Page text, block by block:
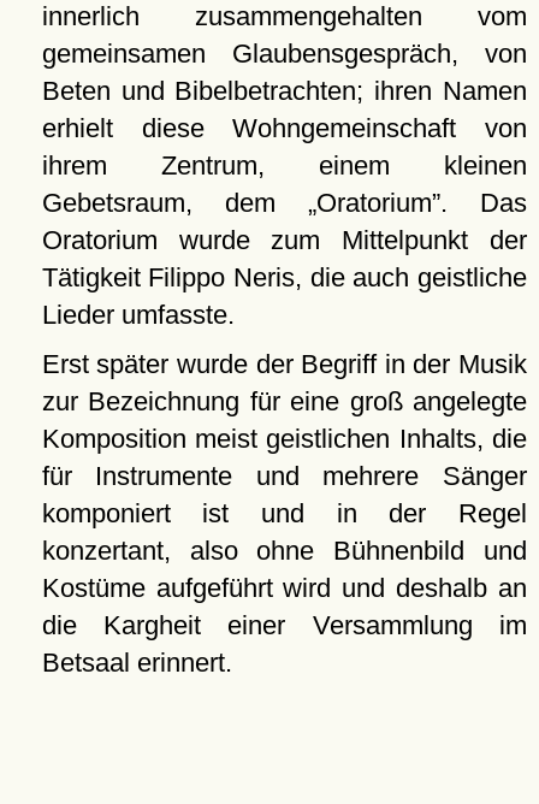
innerlich zusammengehalten vom
gemeinsamen Glaubensgespräch, von
Beten und Bibelbetrachten; ihren Namen
erhielt diese Wohngemeinschaft von
ihrem Zentrum, einem kleinen
Gebetsraum, dem
Oratorium . Das
Oratorium wurde zum Mittelpunkt der
Tätigkeit Filippo Neris, die auch geistliche
Lieder umfasste.
Erst später wurde der Begriff in der Musik
zur Bezeichnung für eine groß angelegte
Komposition meist geistlichen Inhalts, die
für Instrumente und mehrere Sänger
komponiert ist und in der Regel
konzertant, also ohne Bühnenbild und
Kostüme aufgeführt wird und deshalb an
die Kargheit einer Versammlung im
Betsaal erinnert.